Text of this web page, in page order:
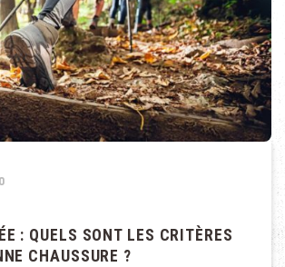
: QUELS SONT LES CRITÈRES
CHAUSSURE ?